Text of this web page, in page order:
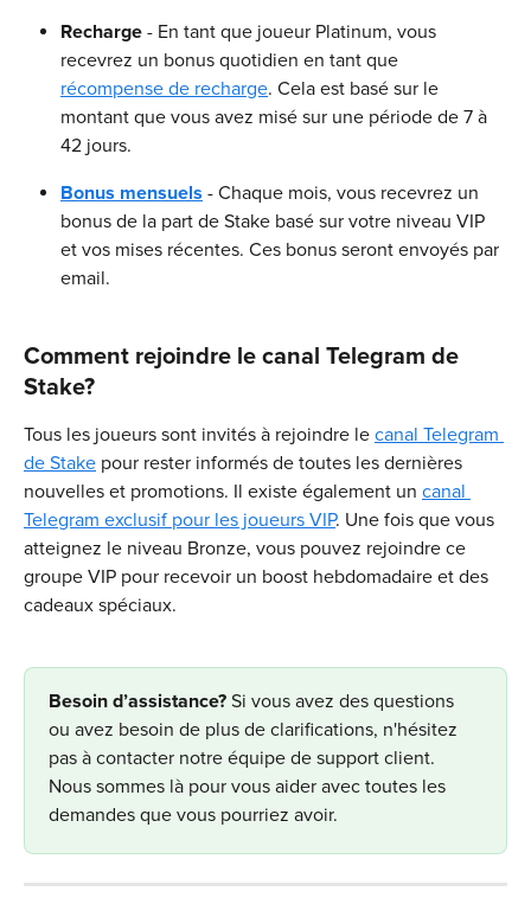
Recharge - En tant que joueur Platinum, vous
recevrez un bonus quotidien en tant que
récompense de recharge. Cela est basé sur le
montant que vous avez misé sur une période de 7 à
42 jours.
Bonus mensuels - Chaque mois, vous recevrez un
bonus de la part de Stake basé sur votre niveau VIP
et vos mises récentes. Ces bonus seront envoyés par
email.
Comment rejoindre le canal Telegram de
Stake?
Tous les joueurs sont invités à rejoindre le canal Telegram
de Stake pour rester informés de toutes les dernières
nouvelles et promotions. Il existe également un canal
Telegram exclusif pour les joueurs VIP. Une fois que vous
atteignez le niveau Bronze, vous pouvez rejoindre ce
groupe VIP pour recevoir un boost hebdomadaire et des
cadeaux spéciaux.
​Besoin d’assistance? Si vous avez des questions
ou avez besoin de plus de clarifications, n'hésitez
pas à contacter notre équipe de support client.
Nous sommes là pour vous aider avec toutes les
demandes que vous pourriez avoir.